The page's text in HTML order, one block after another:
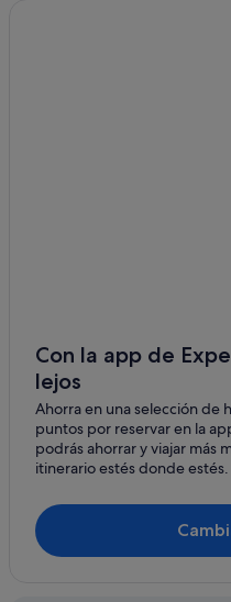
Hoteles de lujo en Santa Mónica
Pacifica Hotels en Santa Mónica
Hoteles de 5 estrellas en Santa
La Quinta Inn & Suites hoteles
Apartamentos en Santa Mónica
Campings de caravanas en
Con la app de
lejos
Ahorra en una selección de
puntos por reservar en la
podrás ahorrar y viajar más
itinerario estés donde estés.